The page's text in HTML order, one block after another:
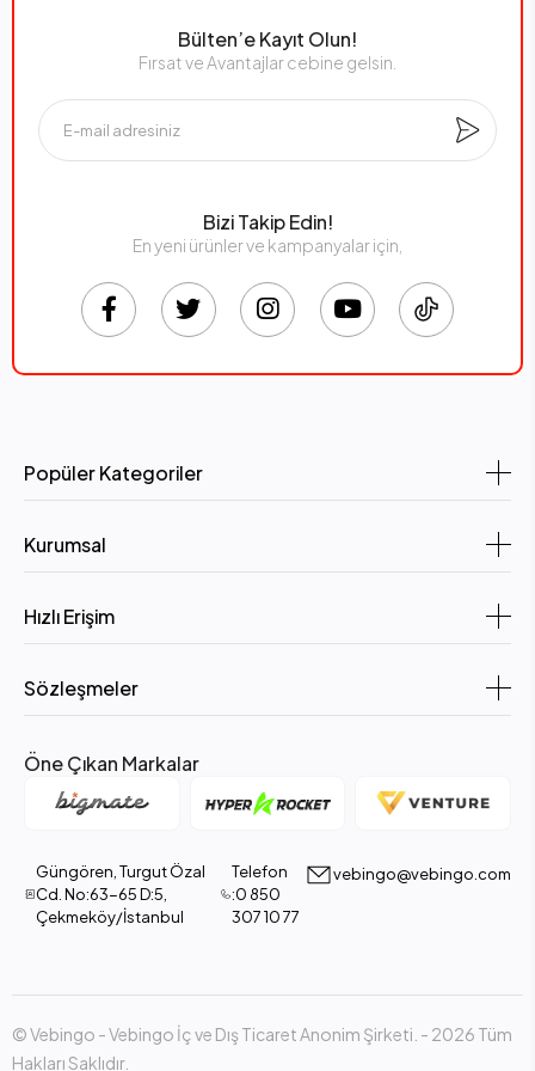
Bülten’e Kayıt Olun!
Fırsat ve Avantajlar cebine gelsin.
Bizi Takip Edin!
En yeni ürünler ve kampanyalar için,
Popüler Kategoriler
Kurumsal
Hızlı Erişim
Sözleşmeler
Öne Çıkan Markalar
Güngören, Turgut Özal
Cd. No:63-65 D:5,
Çekmeköy/İstanbul
Telefon
:0 850
307 10 77
vebingo@vebingo.com
© Vebingo - Vebingo İç ve Dış Ticaret Anonim Şirketi. - 2026 Tüm
Hakları Saklıdır.